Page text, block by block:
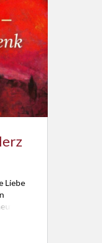
Liebe